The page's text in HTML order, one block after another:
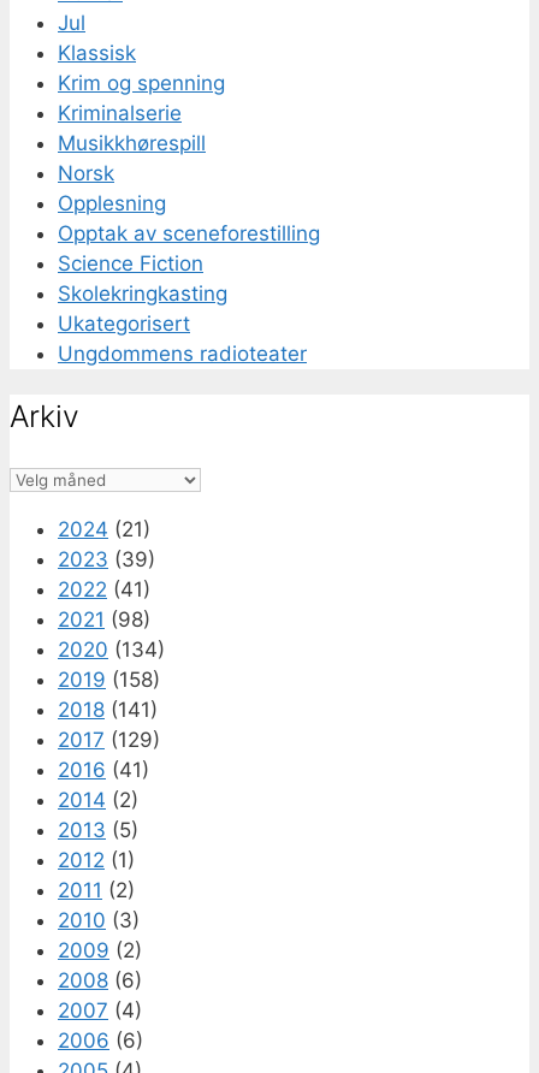
Jul
Klassisk
Krim og spenning
Kriminalserie
Musikkhørespill
Norsk
Opplesning
Opptak av sceneforestilling
Science Fiction
Skolekringkasting
Ukategorisert
Ungdommens radioteater
Arkiv
Arkiv
2024 (21)
2023 (39)
2022 (41)
2021 (98)
2020 (134)
2019 (158)
2018 (141)
2017 (129)
2016 (41)
2014 (2)
2013 (5)
2012 (1)
2011 (2)
2010 (3)
2009 (2)
2008 (6)
2007 (4)
2006 (6)